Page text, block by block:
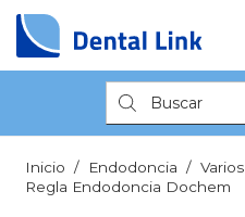
Búsqueda
de
productos
Inicio / Endodoncia / Varios
Regla Endodoncia Dochem